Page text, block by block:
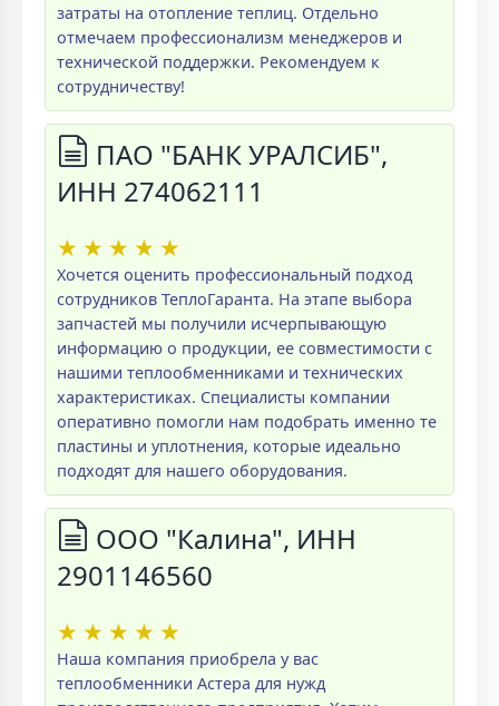
затраты на отопление теплиц. Отдельно
отмечаем профессионализм менеджеров и
технической поддержки. Рекомендуем к
сотрудничеству!
ПАО "БАНК УРАЛСИБ",
ИНН 274062111
★ ★ ★ ★ ★
Хочется оценить профессиональный подход
сотрудников ТеплоГаранта. На этапе выбора
запчастей мы получили исчерпывающую
информацию о продукции, ее совместимости с
нашими теплообменниками и технических
характеристиках. Специалисты компании
оперативно помогли нам подобрать именно те
пластины и уплотнения, которые идеально
подходят для нашего оборудования.
ООО "Калина", ИНН
2901146560
★ ★ ★ ★ ★
Наша компания приобрела у вас
теплообменники Астера для нужд